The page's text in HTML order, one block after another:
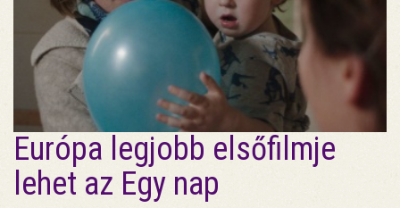
Európa legjobb elsőfilmje
lehet az Egy nap